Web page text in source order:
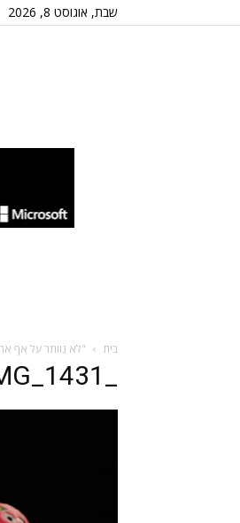
שבת, אוגוסט 8, 2026
בית "לא נוותר על אף
_MG_1431